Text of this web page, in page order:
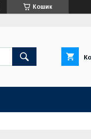
Кошик